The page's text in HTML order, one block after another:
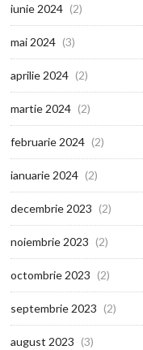
iunie 2024 (2)
mai 2024 (3)
aprilie 2024 (2)
martie 2024 (2)
februarie 2024 (2)
ianuarie 2024 (2)
decembrie 2023 (2)
noiembrie 2023 (2)
octombrie 2023 (2)
septembrie 2023 (2)
august 2023 (3)